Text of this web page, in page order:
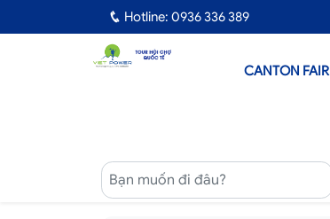
Hotline: 0936 336 389
CANTON FAIR